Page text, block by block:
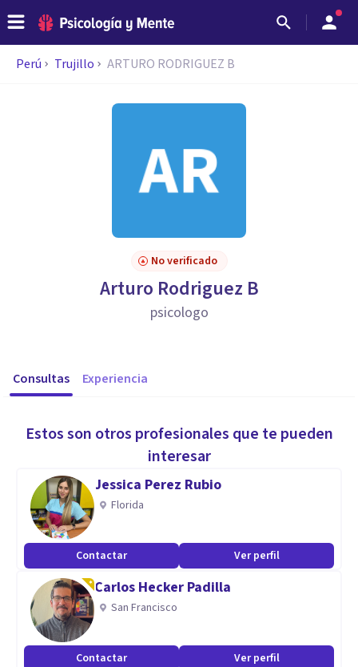
Perú Trujillo ARTURO RODRIGUEZ B
No verificado
Arturo Rodriguez B
psicologo
Consultas Experiencia
Estos son otros profesionales que te pueden
interesar
Jessica Perez Rubio
Florida
Contactar Ver perfil
Carlos Hecker Padilla
San Francisco
Contactar Ver perfil